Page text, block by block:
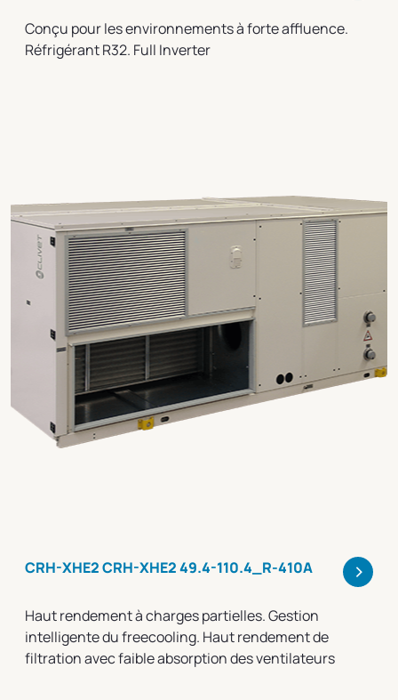
Conçu pour les environnements à forte affluence.
Réfrigérant R32. Full Inverter
CRH-XHE2 CRH-XHE2 49.4-110.4_R-410A >
Haut rendement à charges partielles. Gestion
intelligente du freecooling. Haut rendement de
filtration avec faible absorption des ventilateurs